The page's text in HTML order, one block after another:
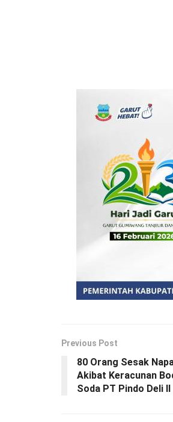
Previous Post
80 Orang Sesak
Akibat Keracunan
Soda PT Pindo Deli II